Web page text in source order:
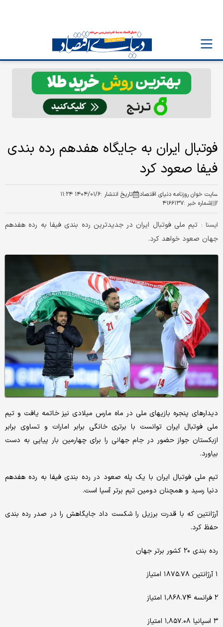
فوتبال ایران به جایگاه هفدهم رده بندی
فیفا صعود کرد
سایت خوان روزنامه دنیای اقتصاد تاریخ انتشار :۱۴۰۴/۰۱/۶ ۱۱:۲۴
شماره خبر :۴۱۶۶۱۳۷
ايسنا : تیم ملی فوتبال ایران در جدیدترین رده بندی فیفا به رده هفدهم
جهان صعود خواهد کرد.
دیدارهای پنجره بازیهای ملی در ماه مارس میلادی نیز خاتمه یافت و تیم
ملی فوتبال ایران توانست با برتری خانگی برابر امارات و تساوی برابر
ازبکستان جواز حضور در جام جهانی را برای چهارمین بار پیاپی به دست
بیاورد.
تیم ملی فوتبال ایران با یک پله صعود در رده بندی فیفا به رده هفدهم
دنیا رسید و همچنان دومین تیم برتر آسیا است.
آرژانتین که با قدرت برزیل را شکست داد جایگاهش را در صدر رده بندی
حفظ کرد.
رده بندی ۲۰ کشور برتر جهان
۱ آرژانتین ۱۸۷۵.۷۸ امتیاز
۲ فرانسه ۱,۸۶۸.۷۴ امتیاز
۳ اسپانیا ۱,۸۵۷.۰۸ امتیاز